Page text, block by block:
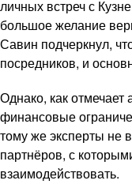
личных встреч с
большое желание
Савин подчеркнул,
посредников, и
Однако, как отмечает
финансовые
тому же эксперты не
партнёров, с
взаимодействовать.